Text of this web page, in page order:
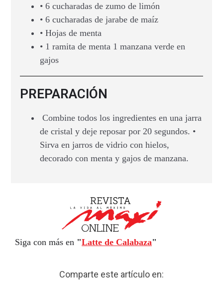
• 6 cucharadas de zumo de limón
• 6 cucharadas de jarabe de maíz
• Hojas de menta
• 1 ramita de menta 1 manzana verde en
gajos
PREPARACIÓN
Combine todos los ingredientes en una jarra
de cristal y deje reposar por 20 segundos. •
Sirva en jarros de vidrio con hielos,
decorado con menta y gajos de manzana.
Siga con más en "Latte de Calabaza"
Comparte este artículo en: